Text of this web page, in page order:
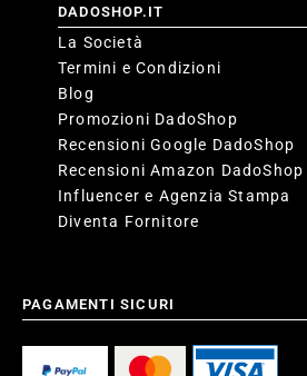
DADOSHOP.IT
La Società
Termini e Condizioni
Blog
Promozioni DadoShop
Recensioni Google DadoShop
Recensioni Amazon DadoShop
Influencer e Agenzia Stampa
Diventa Fornitore
PAGAMENTI SICURI